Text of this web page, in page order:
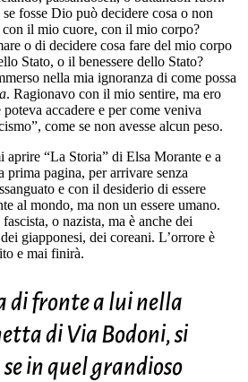
fosse Dio può decidere cosa o non
il mio cuore, con il mio corpo?
o di decidere cosa fare del mio corpo
Stato, o il benessere dello Stato?
nella mia ignoranza di come possa
. Ragionavo con il mio sentire, ma ero
accadere e per come veniva
come se non avesse alcun peso.
aprire “La Storia” di Elsa Morante e a
prima pagina, per arrivare senza
e con il desiderio di essere
al mondo, ma non un essere umano.
o nazista, ma è anche dei
giapponesi, dei coreani. L’orrore è
e mai finirà.
di fronte a lui nella
di Via Bodoni, si
in quel grandioso